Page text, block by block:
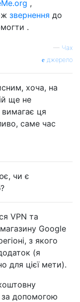
,
звернення до
.
— Чах
джерело
хоча, на
ще не
ця
саме час
чи є
VPN та
Google
з якого
(я
для цієї мети).
за допомогою